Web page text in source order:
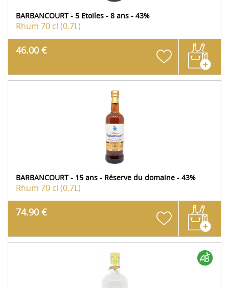
BARBANCOURT - 5 Etoiles - 8 ans - 43%
Rhum 70 cl (0.7L)
46.00 €
BARBANCOURT - 15 ans - Réserve du domaine - 43%
Rhum 70 cl (0.7L)
74.90 €